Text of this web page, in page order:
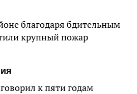
благодаря бдительным
крупный пожар
к пяти годам